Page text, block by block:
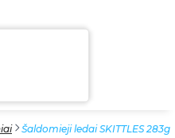
Šaldomieji ledai SKITTLES 283g